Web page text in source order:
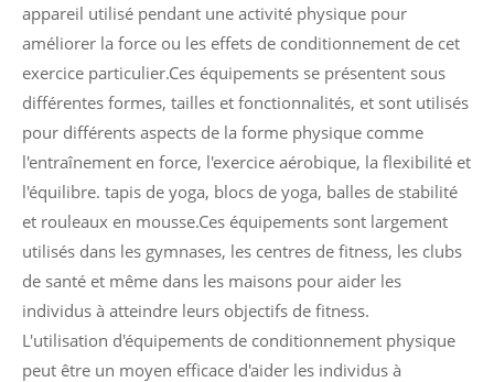
appareil utilisé pendant une activité physique pour
améliorer la force ou les effets de conditionnement de cet
exercice particulier.Ces équipements se présentent sous
différentes formes, tailles et fonctionnalités, et sont utilisés
pour différents aspects de la forme physique comme
l'entraînement en force, l'exercice aérobique, la flexibilité et
l'équilibre. tapis de yoga, blocs de yoga, balles de stabilité
et rouleaux en mousse.Ces équipements sont largement
utilisés dans les gymnases, les centres de fitness, les clubs
de santé et même dans les maisons pour aider les
individus à atteindre leurs objectifs de fitness.
L'utilisation d'équipements de conditionnement physique
peut être un moyen efficace d'aider les individus à